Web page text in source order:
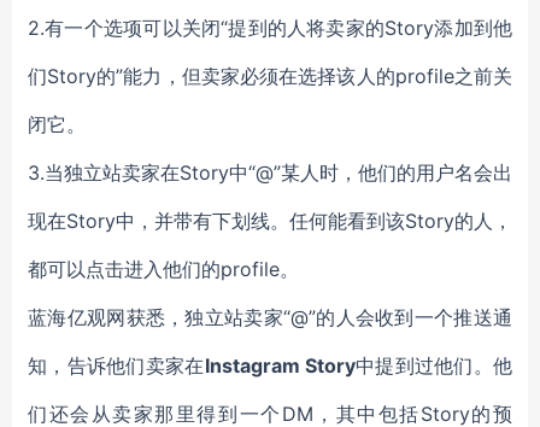
2.有一个选项可以关闭“提到的人将卖家的Story添加到他
们Story的”能力，但卖家必须在选择该人的profile之前关
闭它。
3.当独立站卖家在Story中“@”某人时，他们的用户名会出
现在Story中，并带有下划线。任何能看到该Story的人，
都可以点击进入他们的profile。
蓝海亿观网获悉，独立站卖家“@”的人会收到一个推送通
知，告诉他们卖家在Instagram Story中提到过他们。他
们还会从卖家那里得到一个DM，其中包括Story的预